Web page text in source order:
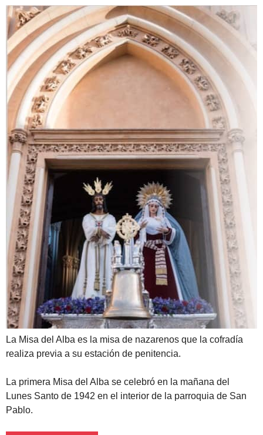
La Misa del Alba es la misa de nazarenos que la cofradía
realiza previa a su estación de penitencia.
La primera Misa del Alba se celebró en la mañana del
Lunes Santo de 1942 en el interior de la parroquia de San
Pablo.